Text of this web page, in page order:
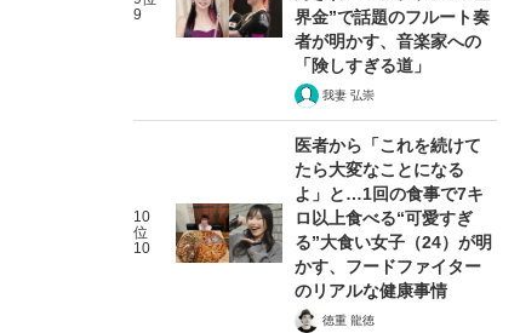
9
界金”で話題のフルート奏
者が明かす、音楽家への
「険しすぎる道」
我妻 弘崇
10
位
10
医者から「これを続けて
たら大変なことになる
よ」と…1回の食事で7キ
ロ以上食べる“可愛すぎ
る”大食い女子（24）が明
かす、フードファイター
のリアルな健康事情
徳重 龍徳